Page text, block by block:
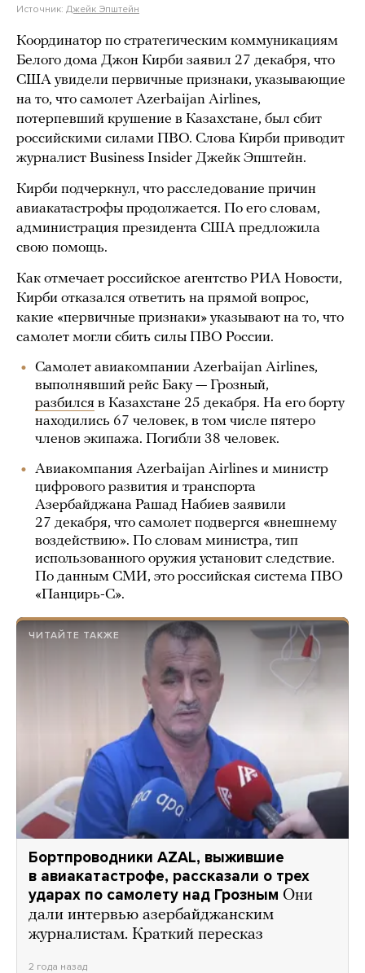
Источник: Джейк Эпштейн
Координатор по стратегическим коммуникациям
Белого дома Джон Кирби заявил 27 декабря, что
США увидели первичные признаки, указывающие
на то, что самолет Azerbaijan Airlines,
потерпевший крушение в Казахстане, был сбит
российскими силами ПВО. Слова Кирби приводит
журналист Business Insider Джейк Эпштейн.
Кирби подчеркнул, что расследование причин
авиакатастрофы продолжается. По его словам,
администрация президента США предложила
свою помощь.
Как отмечает российское агентство РИА Новости,
Кирби отказался ответить на прямой вопрос,
какие «первичные признаки» указывают на то, что
самолет могли сбить силы ПВО России.
Самолет авиакомпании Azerbaijan Airlines,
выполнявший рейс Баку — Грозный,
разбился в Казахстане 25 декабря. На его борту
находились 67 человек, в том числе пятеро
членов экипажа. Погибли 38 человек.
Авиакомпания Azerbaijan Airlines и министр
цифрового развития и транспорта
Азербайджана Рашад Набиев заявили
27 декабря, что самолет подвергся «внешнему
воздействию». По словам министра, тип
использованного оружия установит следствие.
По данным СМИ, это российская система ПВО
«Панцирь-С».
ЧИТАЙТЕ ТАКЖЕ
Бортпроводники AZAL, выжившие
в авиакатастрофе, рассказали о трех
ударах по самолету над Грозным Они
дали интервью азербайджанским
журналистам. Краткий пересказ
2 года назад